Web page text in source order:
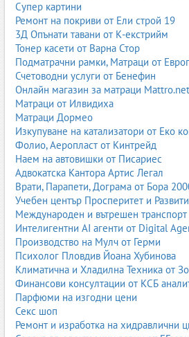
овце, кози и други;
производители, търговци и
цялата страна;
фуражи по градове– локално
областни центрове;
фактори, които определят
сравнявате оферти;
съвети за избор на правилния
стопанство и целите;
често задавани въпроси,
безопасността на фуражите.
Целта на тази страница е да помогне
животновъди, агробизнес и търговци
решения, да намират подходящи
разходите си за храна на животните,
с качеството.
1. Основни видове фуражи
Фуражите могат да се класифицират
по състав, по форма, по
Разбирането на тези категории
изберат най-подходящия продукт за
Супер картини
Ремонт на покриви от Ели строй 19
3Д Опънати тавани от К-екстрийм
Тонер касети от Варна Стор
Подматрачни рамки, Матраци от
Счетоводни услуги от Бенефин
Онлайн магазин за матраци Mattro.net
Матраци от Илвидиха
Матраци Дормео
Изкупуване на катализатори от Еко
Фолио, Аеропласт от Кинтрейд
Наем на автовишки от Писариес
Адвокатска Кантора Артис Легал
Врати, Парапети, Дограма от Бора
Учебен център Просперитет и
Международен и вътрешен
Интелигентни AI агенти от Digital
Производство на Мулч от Герми
Психолог Пловдив Йоана Хубинова
Климатична и Хладилна Техника от
Финансови консултации от КСБ
Парфюми на изгодни цени
Секс шоп
Ремонт и изработка на хидравлични